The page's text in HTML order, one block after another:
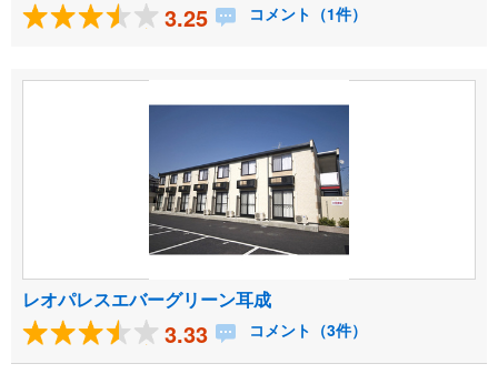
3.25 コメント（1件）
レオパレスエバーグリーン耳成
3.33 コメント（3件）